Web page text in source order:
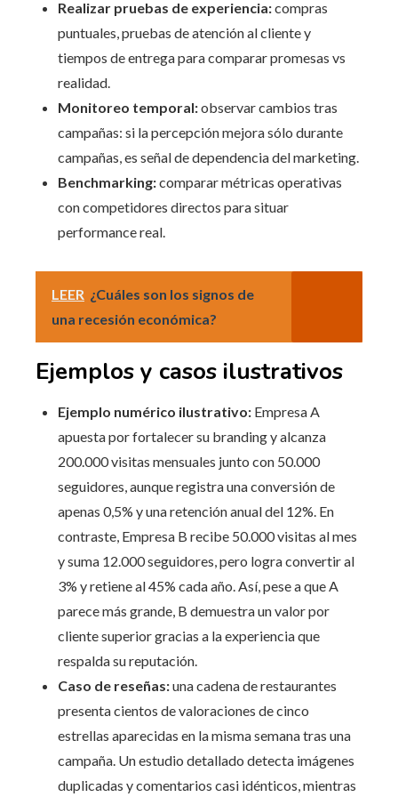
Realizar pruebas de experiencia:compras
puntuales, pruebas de atención al cliente y
tiempos de entrega para comparar promesas vs
realidad.
Monitoreo temporal:observar cambios tras
campañas: si la percepción mejora sólo durante
campañas, es señal de dependencia del marketing.
Benchmarking:comparar métricas operativas
con competidores directos para situar
performance real.
LEER ¿Cuáles son los signos de
una recesión económica?
Ejemplos y casos ilustrativos
Ejemplo numérico ilustrativo: Empresa A
apuesta por fortalecer su branding y alcanza
200.000 visitas mensuales junto con 50.000
seguidores, aunque registra una conversión de
apenas 0,5% y una retención anual del 12%. En
contraste, Empresa B recibe 50.000 visitas al mes
y suma 12.000 seguidores, pero logra convertir al
3% y retiene al 45% cada año. Así, pese a que A
parece más grande, B demuestra un valor por
cliente superior gracias a la experiencia que
respalda su reputación.
Caso de reseñas:una cadena de restaurantes
presenta cientos de valoraciones de cinco
estrellas aparecidas en la misma semana tras una
campaña. Un estudio detallado detecta imágenes
duplicadas y comentarios casi idénticos, mientras